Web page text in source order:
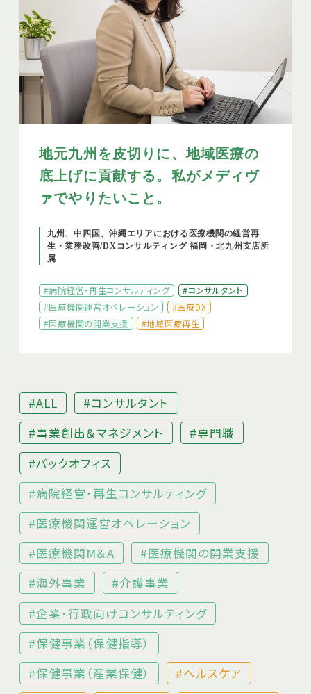
地元九州を皮切りに、地域医療の
底上げに貢献する。私がメディヴ
ァでやりたいこと。
九州、中四国、沖縄エリアにおける医療機関の経営再
生・業務改善/DXコンサルティング 福岡・北九州支店所
属
#病院経営・再生コンサルティング
#コンサルタント
#医療機関運営オペレーション
#医療DX
#医療機関の開業支援
#地域医療再生
#ALL
#ヘルスケア
#コンサルタント
#病院経営・再生コンサルティング
#事業創出＆マネジメント
#医療機関運営オペレーション
#専門職
#医療機関M＆A
#バックオフィス
#医療機関の開業支援
#海外事業
#介護事業
#企業・行政向けコンサルティング
#保健事業（保健指導）
#保健事業（産業保健）